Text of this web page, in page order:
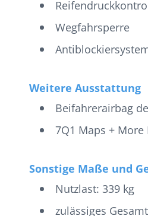
Wegfahrsperre
Weitere Ausstattung
Beifahrerairbag
7Q1 Maps + More
Sonstige Maße und
Nutzlast: 339 kg
zulässiges